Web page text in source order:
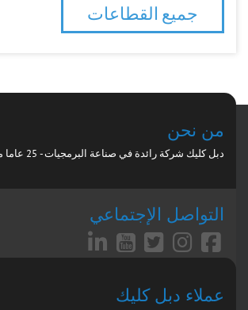
جميع القطاعات
من نحن
دبل كليك شركة رائدة في صناعة البرمجيات - 25 عاما من الخبرة
التواصل الإجتماعي
عملاء دبل كليك